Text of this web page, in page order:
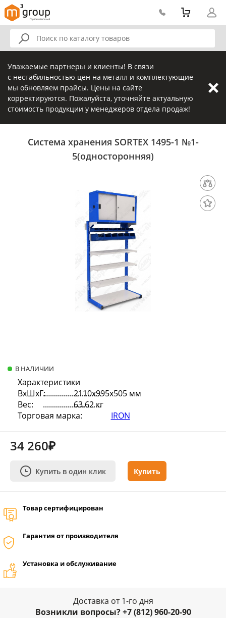
Уважаемые партнеры и клиенты! В связи
с нестабильностью цен на металл и комплектующие
мы обновляем прайсы. Цены на сайте
корректируются. Пожалуйста, уточняйте актуальную
стоимость продукции у менеджеров отдела продаж!
Система хранения SORTEX 1495-1 №1-
5(односторонняя)
В НАЛИЧИИ
Характеристики
ВхШхГ:
2110х995х505 мм
Вес:
63.62 кг
Торговая марка:
IRON
34 260₽
Купить в один клик Купить
Товар сертифицирован
Гарантия от производителя
Установка и обслуживание
Доставка от 1-го дня
Возникли вопросы? +7 (812) 960-20-90